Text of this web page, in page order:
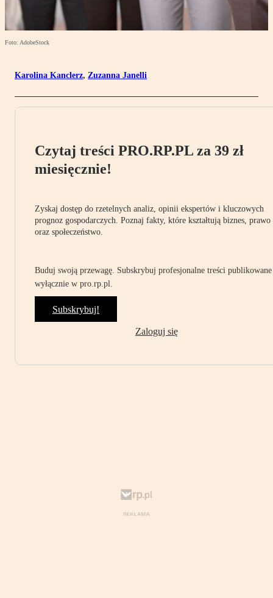
Foto: AdobeStock
Karolina Kanclerz, Zuzanna Janelli
Czytaj treści PRO.RP.PL za 39 zł
miesięcznie!
Zyskaj dostęp do rzetelnych analiz, opinii ekspertów i kluczowych
prognoz gospodarczych. Poznaj fakty, które kształtują biznes, prawo
oraz społeczeństwo.
Buduj swoją przewagę. Subskrybuj profesjonalne treści publikowane
wyłącznie w pro.rp.pl.
Subskrybuj!
Zaloguj się